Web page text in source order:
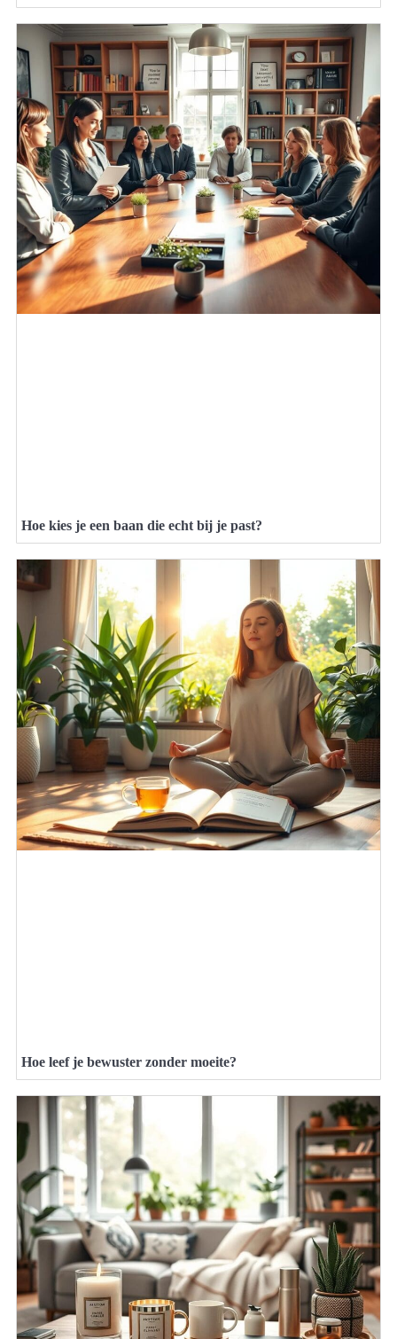
Hoe kies je een baan die echt bij je past?
Hoe leef je bewuster zonder moeite?